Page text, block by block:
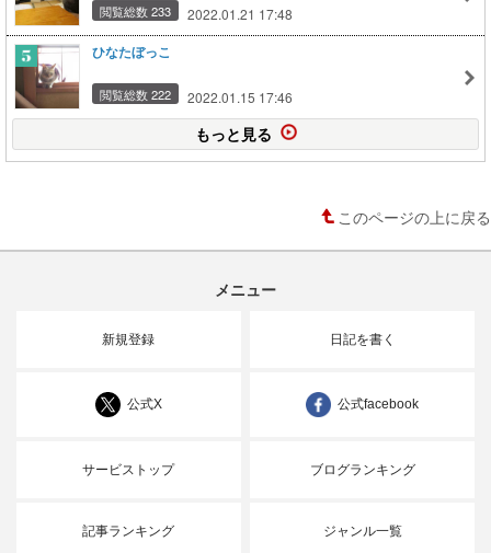
閲覧総数 233 2022.01.21 17:48
ひなたぼっこ
閲覧総数 222 2022.01.15 17:46
もっと見る
このページの上に戻る
メニュー
新規登録 日記を書く
公式X 公式facebook
サービストップ ブログランキング
記事ランキング ジャンル一覧